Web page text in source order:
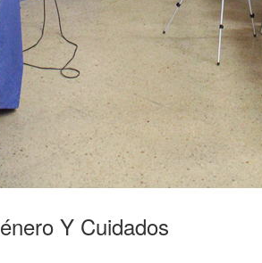
Y Cuidados